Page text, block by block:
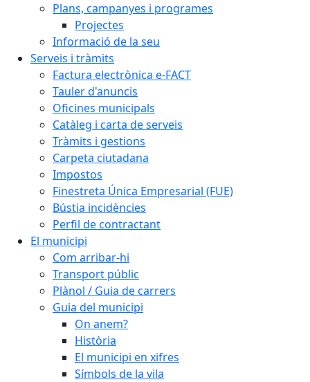
Plans, campanyes i programes
Projectes
Informació de la seu
Serveis i tràmits
Factura electrònica e-FACT
Tauler d'anuncis
Oficines municipals
Catàleg i carta de serveis
Tràmits i gestions
Carpeta ciutadana
Impostos
Finestreta Única Empresarial (FUE)
Bústia incidències
Perfil de contractant
El municipi
Com arribar-hi
Transport públic
Plànol / Guia de carrers
Guia del municipi
On anem?
Història
El municipi en xifres
Símbols de la vila